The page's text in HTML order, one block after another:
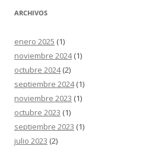
ARCHIVOS
enero 2025 (1)
noviembre 2024(1)
octubre 2024(2)
septiembre 2024(1)
noviembre 2023 (1)
octubre 2023 (1)
septiembre 2023 (1)
julio 2023 (2)